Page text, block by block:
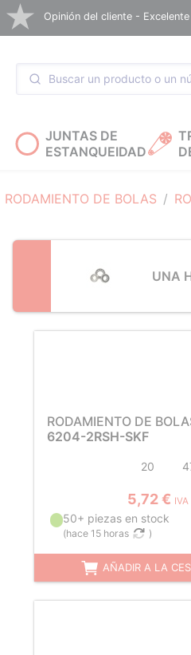
Opinión del cliente -
JUNTAS DE
ESTANQUEIDAD
RODAMIENTO DE BOLAS
UNA
RODAMIENTO DE
6204-2RSH-SKF
20
5,72 €
50+ piezas en stock
(hace 15 horas )
AÑADIR A LA